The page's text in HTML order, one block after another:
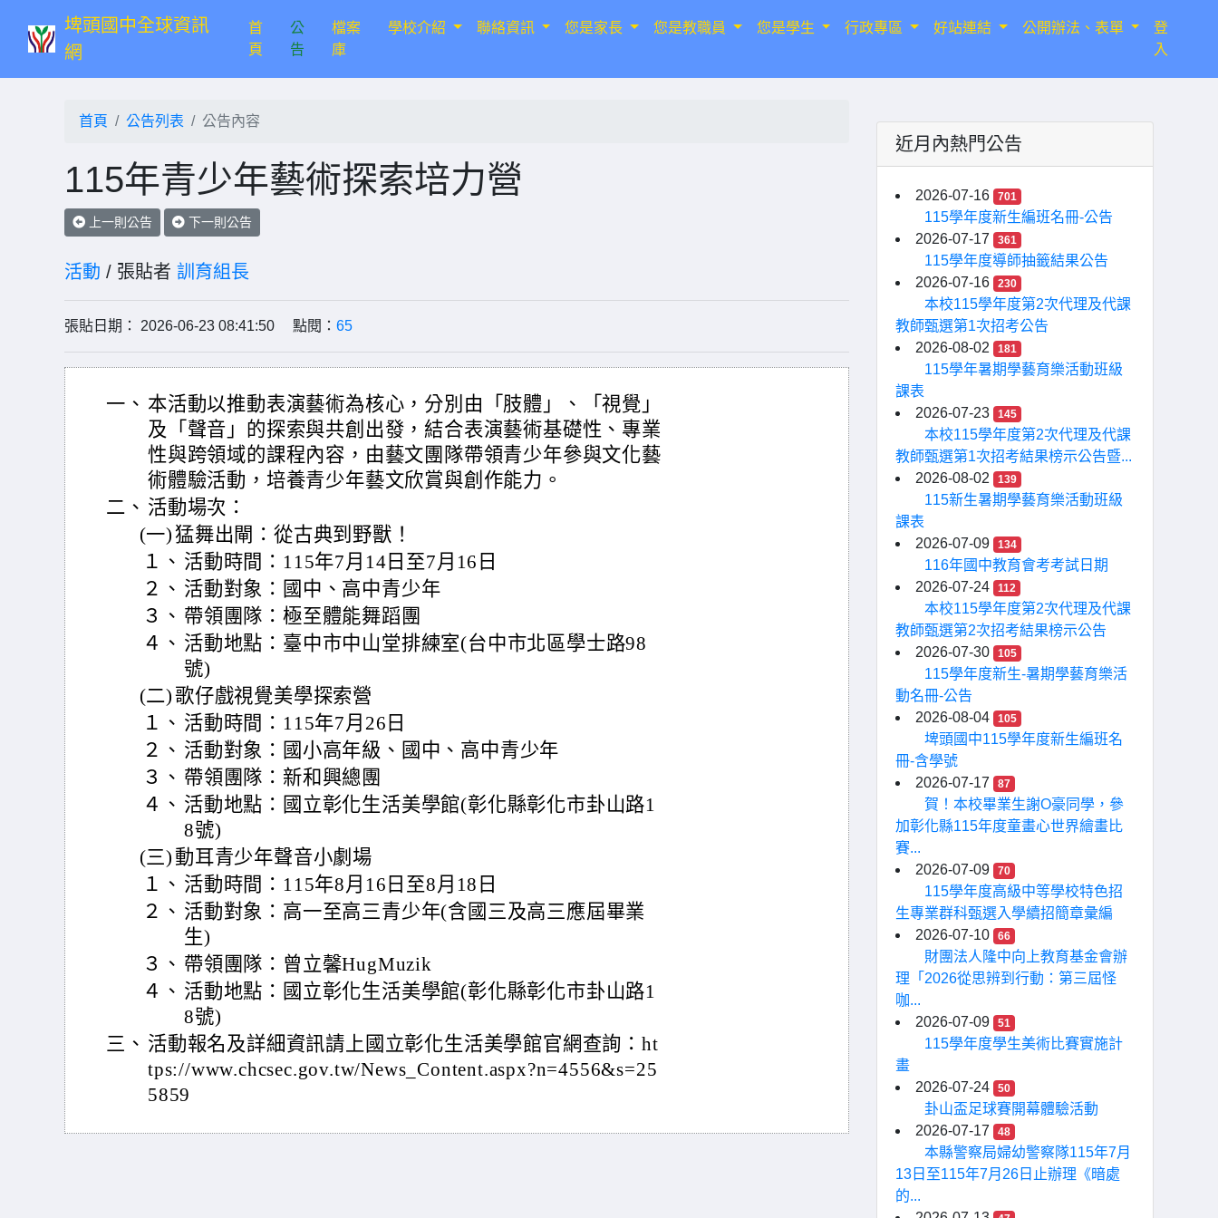
埤頭國中全球資訊
網
首
頁(current)
公
告
檔案
庫
學校介紹 聯絡資訊 您是家長 您是教職員 您是學生 行政專區 好站連結 公開辦法、表單
登
入
首頁 公告列表 公告內容
115年青少年藝術探索培力營
上一則公告 下一則公告
活動 / 張貼者 訓育組長
張貼日期： 2026-06-23 08:41:50 點閱： 65
一、 本活動以推動表演藝術為核心，分別由「肢體」、「視覺」
及「聲音」的探索與共創出發，結合表演藝術基礎性、專業
性與跨領域的課程內容，由藝文團隊帶領青少年參與文化藝
術體驗活動，培養青少年藝文欣賞與創作能力。
二、 活動場次：
(一)猛舞出閘：從古典到野獸！
１、 活動時間：115年7月14日至7月16日
２、 活動對象：國中、高中青少年
３、 帶領團隊：極至體能舞蹈團
４、 活動地點：臺中市中山堂排練室(台中市北區學士路98
號)
(二)歌仔戲視覺美學探索營
１、 活動時間：115年7月26日
２、 活動對象：國小高年級、國中、高中青少年
３、 帶領團隊：新和興總團
４、 活動地點：國立彰化生活美學館(彰化縣彰化市卦山路1
8號)
(三)動耳青少年聲音小劇場
１、 活動時間：115年8月16日至8月18日
２、 活動對象：高一至高三青少年(含國三及高三應屆畢業
生)
３、 帶領團隊：曾立馨HugMuzik
４、 活動地點：國立彰化生活美學館(彰化縣彰化市卦山路1
8號)
三、 活動報名及詳細資訊請上國立彰化生活美學館官網查詢：ht
tps://www.chcsec.gov.tw/News_Content.aspx?n=4556&s=25
5859
近月內熱門公告
2026-07-16 701
115學年度新生編班名冊-公告
2026-07-17
361
115學年度導師抽籤結果公告
2026-07-16
230
本校115學年度第2次代理及代課
教師甄選第1次招考公告
2026-08-02
181
115學年暑期學藝育樂活動班級
課表
2026-07-23
145
本校115學年度第2次代理及代課
教師甄選第1次招考結果榜示公告暨...
2026-08-02
139
115新生暑期學藝育樂活動班級
課表
2026-07-09
134
116年國中教育會考考試日期
2026-07-24
112
本校115學年度第2次代理及代課
教師甄選第2次招考結果榜示公告
2026-07-30
105
115學年度新生-暑期學藝育樂活
動名冊-公告
2026-08-04
105
埤頭國中115學年度新生編班名
冊-含學號
2026-07-17
87
賀！本校畢業生謝O豪同學，參
加彰化縣115年度童畫心世界繪畫比
賽...
2026-07-09
70
115學年度高級中等學校特色招
生專業群科甄選入學續招簡章彙編
2026-07-10
66
財團法人隆中向上教育基金會辦
理「2026從思辨到行動：第三屆怪
咖...
2026-07-09
51
115學年度學生美術比賽實施計
畫
2026-07-24
50
卦山盃足球賽開幕體驗活動
2026-07-17
48
本縣警察局婦幼警察隊115年7月
13日至115年7月26日止辦理《暗處
的...